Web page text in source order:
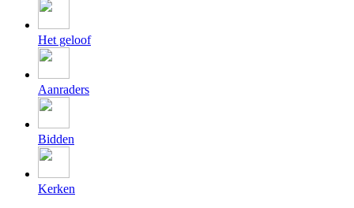
Het geloof
Aanraders
Bidden
Kerken